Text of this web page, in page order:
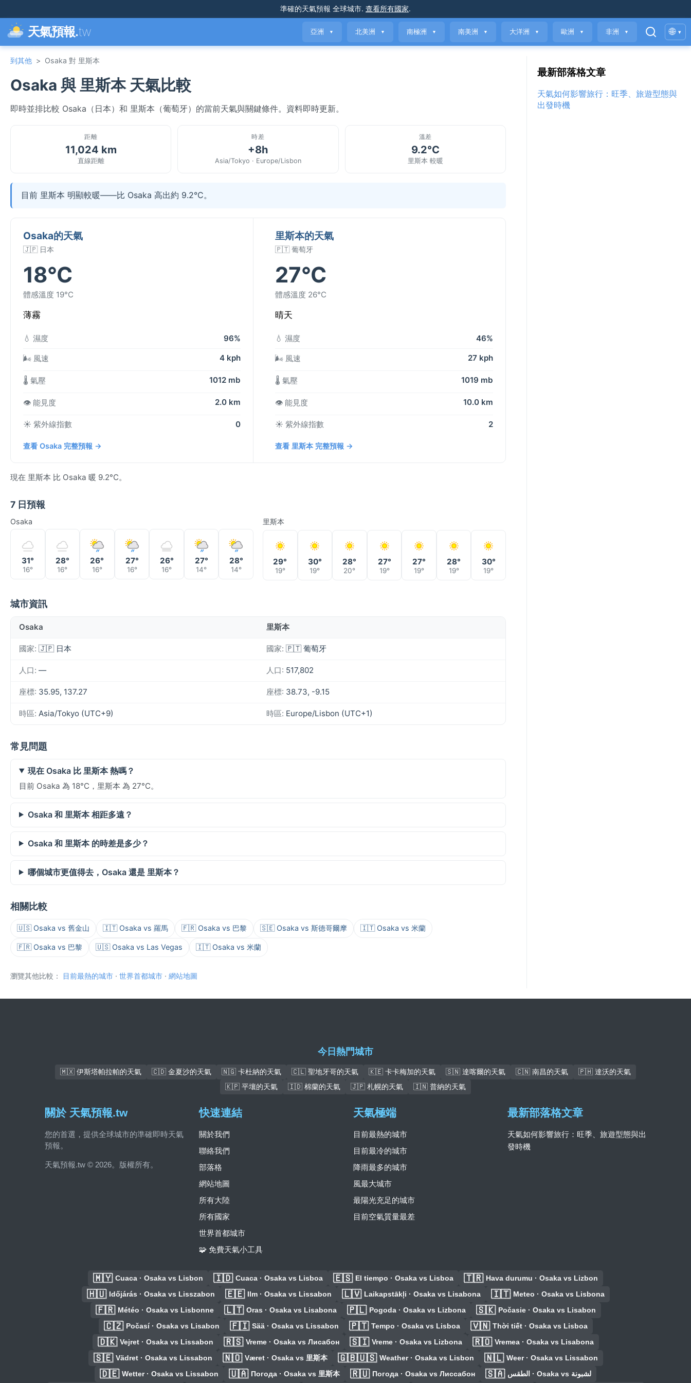
準確的天氣預報 全球城市. 查看所有國家.
天氣預報.tw 亞洲 ▼ 北美洲 ▼ 南極洲 ▼ 南美洲 ▼ 大洋洲 ▼ 歐洲 ▼ 非洲 ▼ 🌐 ▾
到其他 > Osaka 對 里斯本
Osaka 與 里斯本 天氣比較
即時並排比較 Osaka（日本）和 里斯本（葡萄牙）的當前天氣與關鍵條件。資料即時更新。
距離
11,024 km
直線距離
時差
+8h
Asia/Tokyo · Europe/Lisbon
溫差
9.2°C
里斯本 較暖
目前 里斯本 明顯較暖——比 Osaka 高出約 9.2°C。
Osaka的天氣
🇯🇵 日本
18°C
體感溫度 19°C
薄霧
💧 濕度 96%
🌬️ 風速 4 kph
🌡️ 氣壓 1012 mb
👁️ 能見度 2.0 km
☀️ 紫外線指數 0
查看 Osaka 完整預報 →
里斯本的天氣
🇵🇹 葡萄牙
27°C
體感溫度 26°C
晴天
💧 濕度 46%
🌬️ 風速 27 kph
🌡️ 氣壓 1019 mb
👁️ 能見度 10.0 km
☀️ 紫外線指數 2
查看 里斯本 完整預報 →
現在 里斯本 比 Osaka 暖 9.2°C。
7 日預報
Osaka
31°
16°
28°
16°
26°
16°
27°
16°
26°
16°
27°
14°
28°
14°
里斯本
29°
19°
30°
19°
28°
20°
27°
19°
27°
19°
28°
19°
30°
19°
城市資訊
Osaka 里斯本
國家: 🇯🇵 日本 國家: 🇵🇹 葡萄牙
人口: — 人口: 517,802
座標: 35.95, 137.27 座標: 38.73, -9.15
時區: Asia/Tokyo (UTC+9) 時區: Europe/Lisbon (UTC+1)
常見問題
現在 Osaka 比 里斯本 熱嗎？
目前 Osaka 為 18°C，里斯本 為 27°C。
Osaka 和 里斯本 相距多遠？
Osaka 和 里斯本 的時差是多少？
哪個城市更值得去，Osaka 還是 里斯本？
相關比較
🇺🇸 Osaka vs 舊金山 🇮🇹 Osaka vs 羅馬 🇫🇷 Osaka vs 巴黎 🇸🇪 Osaka vs 斯德哥爾摩 🇮🇹 Osaka vs 米蘭
🇫🇷 Osaka vs 巴黎 🇺🇸 Osaka vs Las Vegas 🇮🇹 Osaka vs 米蘭
瀏覽其他比較： 目前最熱的城市 · 世界首都城市 · 網站地圖
最新部落格文章
天氣如何影響旅行：旺季、旅遊型態與
出發時機
今日熱門城市
🇲🇽 伊斯塔帕拉帕的天氣 🇨🇩 金夏沙的天氣 🇳🇬 卡杜納的天氣 🇨🇱 聖地牙哥的天氣 🇰🇪 卡卡梅加的天氣 🇸🇳 達喀爾的天氣 🇨🇳 南昌的天氣
🇵🇭 達沃的天氣
🇰🇵 平壤的天氣
🇮🇩 棉蘭的天氣 🇯🇵 札幌的天氣 🇮🇳 普納的天氣
關於 天氣預報.tw
您的首選，提供全球城市的準確即時天氣
預報。
天氣預報.tw © 2026。版權所有。
快速連結
關於我們
聯絡我們
部落格
網站地圖
所有大陸
所有國家
世界首都城市
🧩 免費天氣小工具
天氣極端
目前最熱的城市
目前最冷的城市
降雨最多的城市
風最大城市
最陽光充足的城市
目前空氣質量最差
最新部落格文章
天氣如何影響旅行：旺季、旅遊型態與出
發時機
🇲🇾 Cuaca · Osaka vs Lisbon 🇮🇩 Cuaca · Osaka vs Lisboa 🇪🇸 El tiempo · Osaka vs Lisboa 🇹🇷 Hava durumu · Osaka vs Lizbon
🇭🇺 Időjárás · Osaka vs Lisszabon 🇪🇪 Ilm · Osaka vs Lissabon 🇱🇻 Laikapstākļi · Osaka vs Lisabona 🇮🇹 Meteo · Osaka vs Lisbona
🇫🇷 Météo · Osaka vs Lisbonne 🇱🇹 Oras · Osaka vs Lisabona 🇵🇱 Pogoda · Osaka vs Lizbona 🇸🇰 Počasie · Osaka vs Lisabon
🇨🇿 Počasí · Osaka vs Lisabon 🇫🇮 Sää · Osaka vs Lissabon 🇵🇹 Tempo · Osaka vs Lisboa 🇻🇳 Thời tiết · Osaka vs Lisboa
🇩🇰 Vejret · Osaka vs Lissabon 🇷🇸 Vreme · Osaka vs Лисабон 🇸🇮 Vreme · Osaka vs Lizbona 🇷🇴 Vremea · Osaka vs Lisabona
🇸🇪 Vädret · Osaka vs Lissabon 🇳🇴 Været · Osaka vs 里斯本 🇬🇧🇺🇸 Weather · Osaka vs Lisbon 🇳🇱 Weer · Osaka vs Lissabon
🇩🇪 Wetter · Osaka vs Lissabon 🇺🇦 Погода · Osaka vs 里斯本 🇷🇺 Погода · Osaka vs Лиссабон 🇸🇦 الطقس · Osaka vs لشبونة